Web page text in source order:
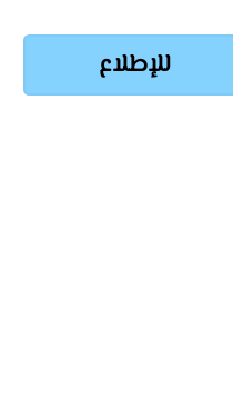
للإطلاع